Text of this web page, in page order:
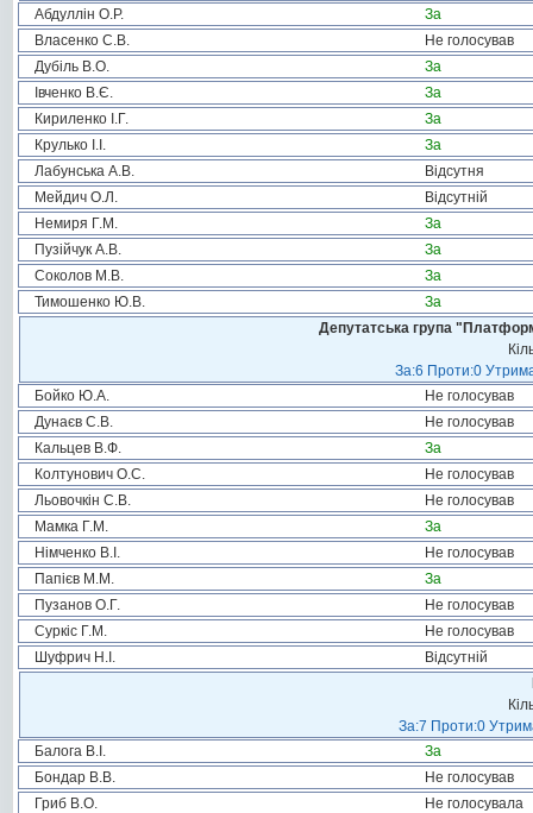
Абдуллін О.Р.
За
Власенко С.В.
Не голосував
Дубіль В.О.
За
Івченко В.Є.
За
Кириленко І.Г.
За
Крулько І.І.
За
Лабунська А.В.
Відсутня
Мейдич О.Л.
Відсутній
Немиря Г.М.
За
Пузійчук А.В.
За
Соколов М.В.
За
Тимошенко Ю.В.
За
Депутатська група
За:6 Проти:0
Бойко Ю.А.
Не голосував
Дунаєв С.В.
Не голосував
Кальцев В.Ф.
За
Колтунович О.С.
Не голосував
Льовочкін С.В.
Не голосував
Мамка Г.М.
За
Німченко В.І.
Не голосував
Папієв М.М.
За
Пузанов О.Г.
Не голосував
Суркіс Г.М.
Не голосував
Шуфрич Н.І.
Відсутній
За:7 Проти:0
Балога В.І.
За
Бондар В.В.
Не голосував
Гриб В.О.
Не голосувала